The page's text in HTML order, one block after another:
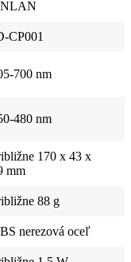
CP001
700 nm
480 nm
170 x 43 x
mm
88 g
nerezová oceľ